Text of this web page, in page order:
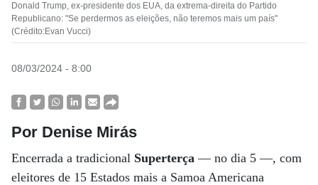
Donald Trump, ex-presidente dos EUA, da extrema-direita do Partido
Republicano: "Se perdermos as eleições, não teremos mais um país"
(Crédito:Evan Vucci)
08/03/2024 - 8:00
Por Denise Mirás
Encerrada a tradicional Superterça — no dia 5 —, com
eleitores de 15 Estados mais a Samoa Americana